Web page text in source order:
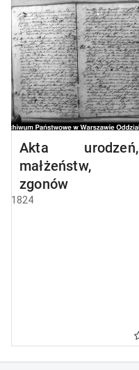
Akta urodzeń,
małżeństw,
zgonów
1824